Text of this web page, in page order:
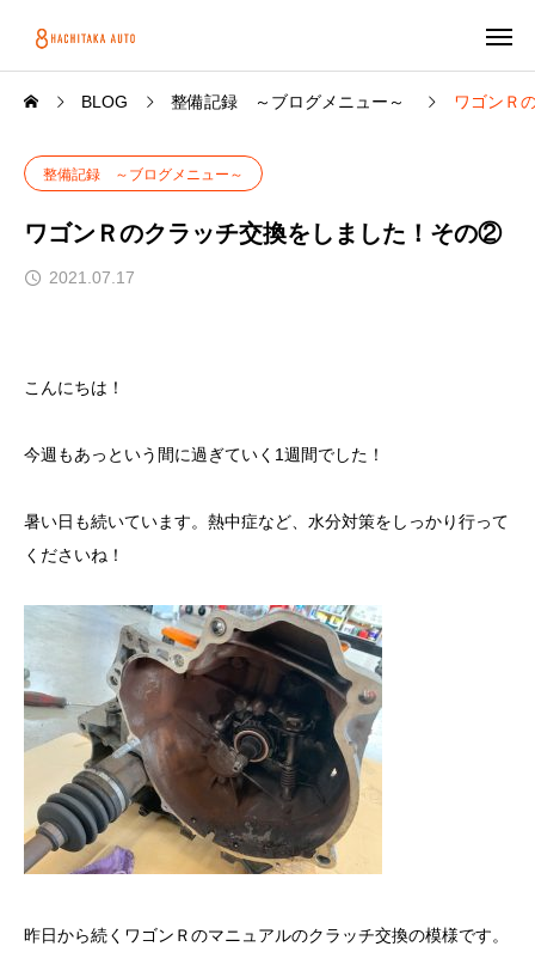
BLOG 整備記録 ～ブログメニュー～ ワゴンＲ
整備記録 ～ブログメニュー～
ワゴンＲのクラッチ交換をしました！その②
2021.07.17
こんにちは！
今週もあっという間に過ぎていく1週間でした！
暑い日も続いています。熱中症など、水分対策をしっかり行って
くださいね！
昨日から続くワゴンＲのマニュアルのクラッチ交換の模様です。